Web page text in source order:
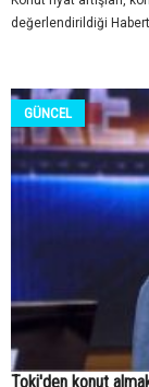
değerlendirildiği
GÜNCEL
Toki'den konut